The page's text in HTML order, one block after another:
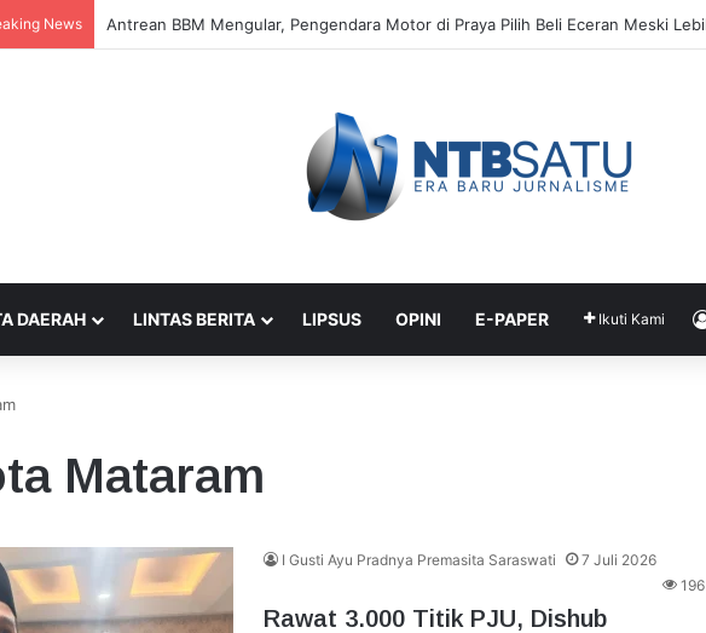
News Pengusaha Travel di Praya Sebut Antrean BBM Tak Ganggu Operasional
DAERAH LINTAS BERITA LIPSUS OPINI E-PAPER Ikuti Kami
Mataram
I Gusti Ayu Pradnya Premasita Saraswati
7 Juli 2026
196
Rawat 3.000 Titik PJU, Dishub